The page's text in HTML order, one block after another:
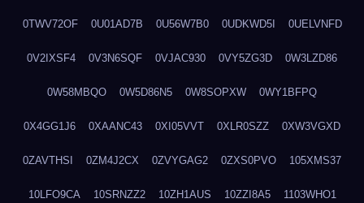
0TWV72OF 0U01AD7B 0U56W7B0 0UDKWD5I 0UELVNFD
0V2IXSF4 0V3N6SQF 0VJAC930 0VY5ZG3D 0W3LZD86
0W58MBQO 0W5D86N5 0W8SOPXW 0WY1BFPQ
0X4GG1J6 0XAANC43 0XI05VVT 0XLR0SZZ 0XW3VGXD
0ZAVTHSI 0ZM4J2CX 0ZVYGAG2 0ZXS0PVO 105XMS37
10LFO9CA 10SRNZZ2 10ZH1AUS 10ZZI8A5 1103WHO1